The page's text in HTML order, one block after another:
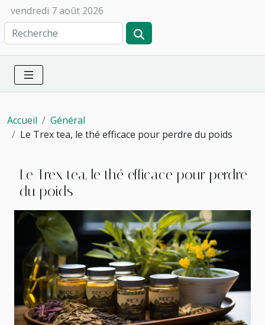
vendredi 7 août 2026
Accueil
Général
Le Trex tea, le thé efficace pour perdre du poids
Le Trex tea, le thé efficace pour perdre
du poids